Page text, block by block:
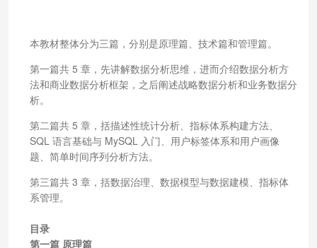
本教材整体分为三篇，分别是原理篇、技术篇和管理篇。
第一篇共 5 章，先讲解数据分析思维，进而介绍数据分析方
法和商业数据分析框架，之后阐述战略数据分析和业务数据分
析。
第二篇共 5 章，括描述性统计分析、指标体系构建方法、
SQL 语言基础与 MySQL 入门、用户标签体系和用户画像
题、简单时间序列分析方法。
第三篇共 3 章，括数据治理、数据模型与数据建模、指标体
系管理。
目录
第一篇 原理篇